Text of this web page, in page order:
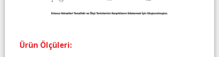
Ürün Ölçüleri: